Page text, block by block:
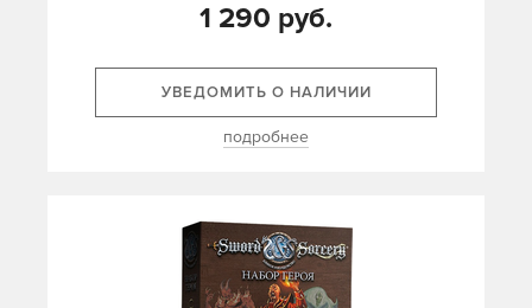
1 290 руб.
УВЕДОМИТЬ О НАЛИЧИИ
подробнее